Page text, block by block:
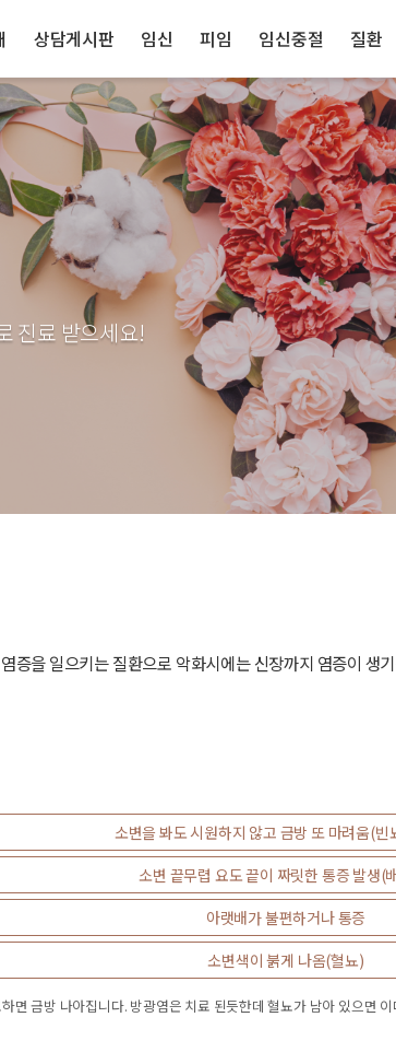
상담게시판 임신 피임 임신중절 질환
진료 받으세요!
증을 일으키는 질환으로 악화시에는 신장까지 염증이 생
소변을 봐도 시원하지 않고 금방 또 마려움(빈
소변 끝무렵 요도 끝이 짜릿한 통증 발생(
아랫배가 불편하거나 통증
소변색이 붉게 나옴(혈뇨)
면 금방 나아집니다. 방광염은 치료 된듯한데 혈뇨가 남아 있으면